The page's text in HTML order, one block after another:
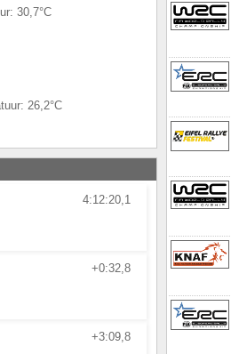
30,7°C
26,2°C
4:12:20,1
+0:32,8
+3:09,8